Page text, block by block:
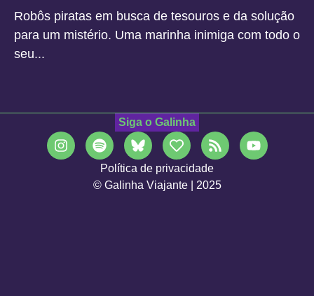
Robôs piratas em busca de tesouros e da solução
para um mistério. Uma marinha inimiga com todo o
seu...
Siga o Galinha
Política de privacidade
© Galinha Viajante | 2025